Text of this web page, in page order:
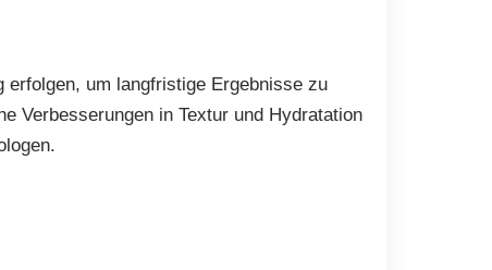
erfolgen, um langfristige Ergebnisse zu
Verbesserungen in Textur und Hydratation